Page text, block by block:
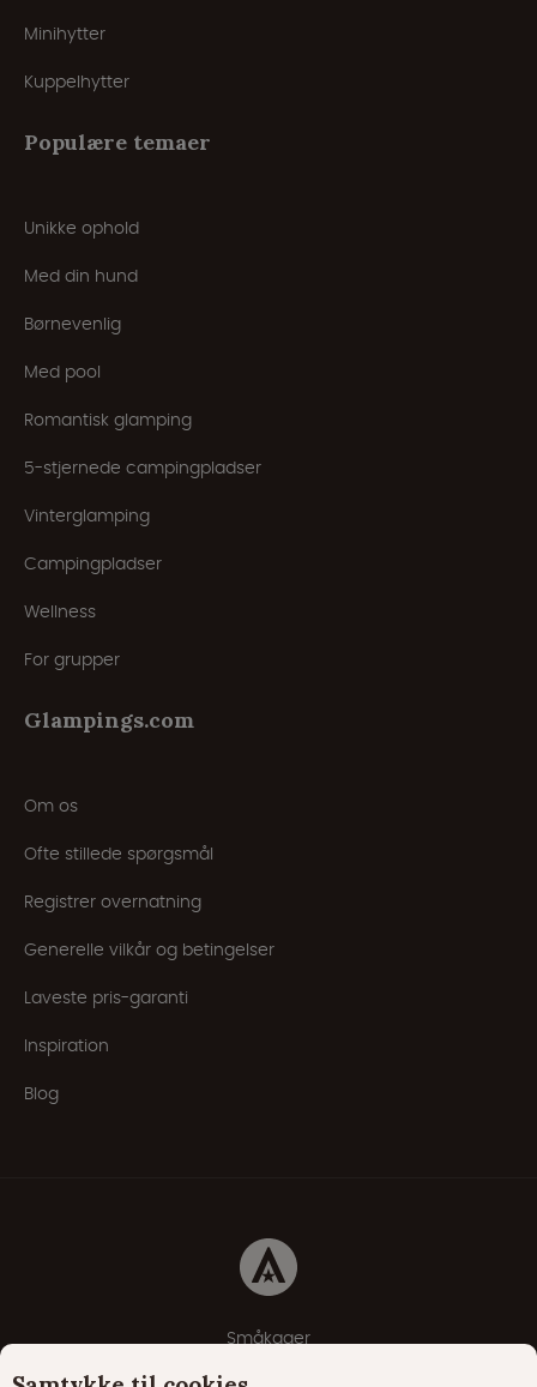
Minihytter
Kuppelhytter
Populære temaer
Unikke ophold
Med din hund
Børnevenlig
Med pool
Romantisk glamping
5-stjernede campingpladser
Vinterglamping
Campingpladser
Wellness
For grupper
Glampings.com
Om os
Ofte stillede spørgsmål
Registrer overnatning
Generelle vilkår og betingelser
Laveste pris-garanti
Inspiration
Blog
Småkager
Erklæring om beskyttelse af personlige oplysninger